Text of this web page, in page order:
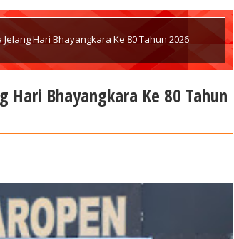
Hari Bhayangkara Ke 80 Tahun 2026
Hari Bhayangkara Ke 80 Tahun